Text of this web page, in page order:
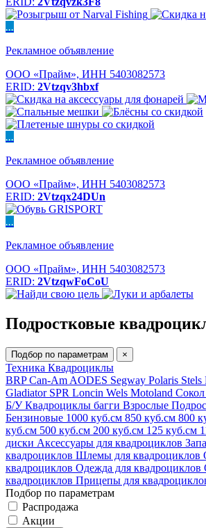
...
Рекламное объявление
ООО «Прайм», ИНН 5403082573
ERID: 2Vtzqv3hbxf
...
Рекламное объявление
ООО «Прайм», ИНН 5403082573
ERID: 2Vtzqx24DUn
...
Рекламное объявление
ООО «Прайм», ИНН 5403082573
ERID: 2VtzqwFoCoU
Подростковые
Подбор по параметрам ×
Техника Квадроциклы
BRP Can-Am AODES Segway Polaris Stels
Gladiator SPR Loncin Wels Motoland Сокол
Б/УКвадроциклы багги Взрослые
Бензиновые 1000 куб.см 850 куб.см 800
куб.см 500 куб.см 200 куб.см 125 куб.см
диски Аксессуары для квадроциклов
квадроциклов Шлемы для квадроциклов
квадроциклов Одежда для квадроциклов
квадроциклов Прицепы для
Подбор по параметрам
Распродажа
Акции